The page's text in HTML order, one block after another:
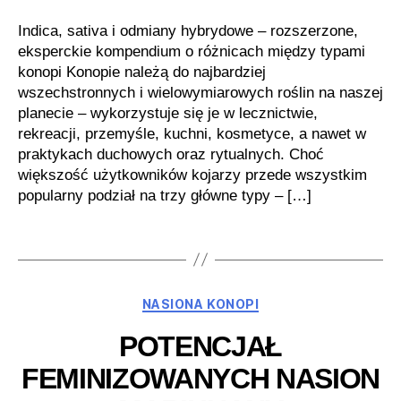
Indica, sativa i odmiany hybrydowe – rozszerzone,
eksperckie kompendium o różnicach między typami
konopi Konopie należą do najbardziej
wszechstronnych i wielowymiarowych roślin na naszej
planecie – wykorzystuje się je w lecznictwie,
rekreacji, przemyśle, kuchni, kosmetyce, a nawet w
praktykach duchowych oraz rytualnych. Choć
większość użytkowników kojarzy przede wszystkim
popularny podział na trzy główne typy – […]
Kategorie
NASIONA KONOPI
POTENCJAŁ
FEMINIZOWANYCH NASION